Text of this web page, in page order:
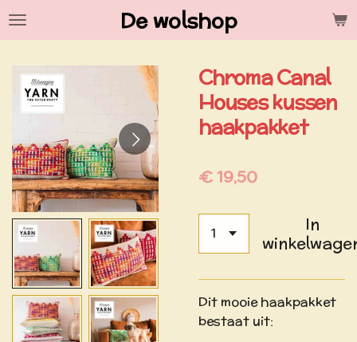
Ga
de
hoofdinhoud
De wolshop
Chroma Canal
Houses kussen
haakpakket
€ 19,50
In
Dit mooie haakpakket
bestaat uit: